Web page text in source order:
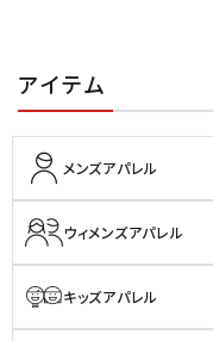
アイテム
メンズアパレル
ウィメンズアパレル
キッズアパレル